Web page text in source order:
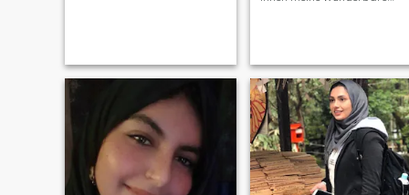
dieser bemerkenswerten
Frau verzaubern. Ich bin
lebendig und selbstbewusst,
mit Lebensfreude, die in
Hinsicht meines Seins
durchscheint. Mit einem
warmen und aufrichtigen
Lächeln beleuchte ich jeden
Raum, den ich betone,
mühelos und fühle mich wohl.